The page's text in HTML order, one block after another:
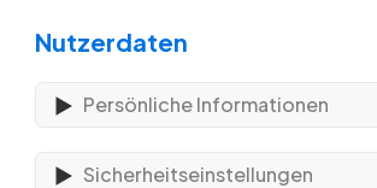
Nutzerdaten
Persönliche Informationen
Sicherheitseinstellungen